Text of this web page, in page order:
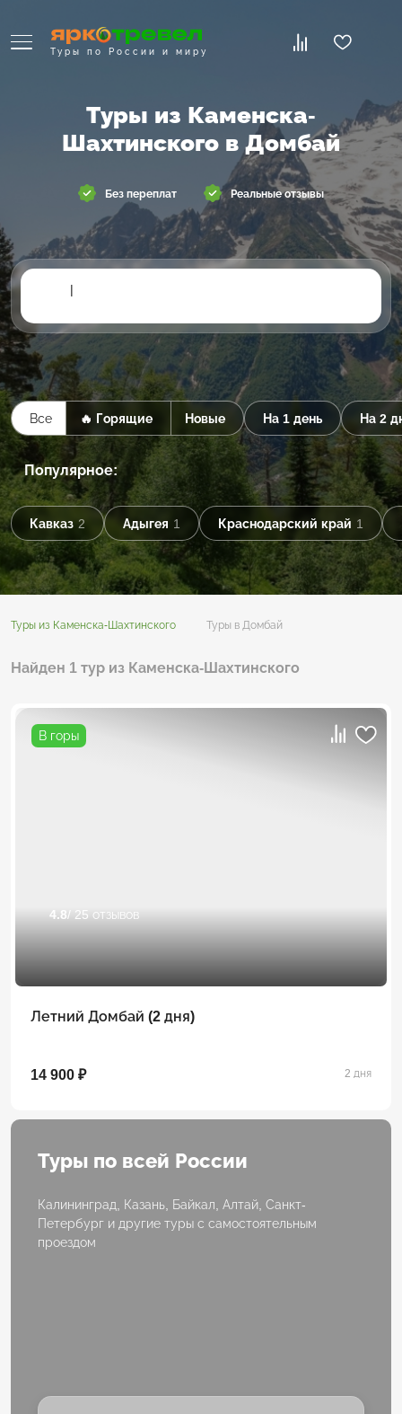
Туры по России и миру
Туры из Каменска-
Шахтинского в Домбай
Без переплат Реальные отзывы
|
Все 🔥 Горящие Новые На 1 день На 2
Популярное:
Кавказ 2 Адыгея 1 Краснодарский край 1
Туры из Каменска-Шахтинского Туры в Домбай
Найден 1 тур из Каменска-Шахтинского
В горы
4.8/ 25 отзывов
Летний Домбай (2 дня)
14 900 ₽ 2 дня
Туры по всей России
Калининград, Казань, Байкал, Алтай, Санкт-
Петербург и другие туры с самостоятельным
проездом